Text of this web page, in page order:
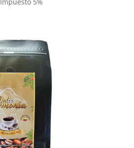
Impuesto 5%